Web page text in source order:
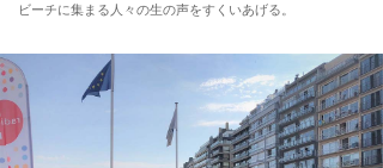
ビーチに集まる人々の生の声をすくいあげる。